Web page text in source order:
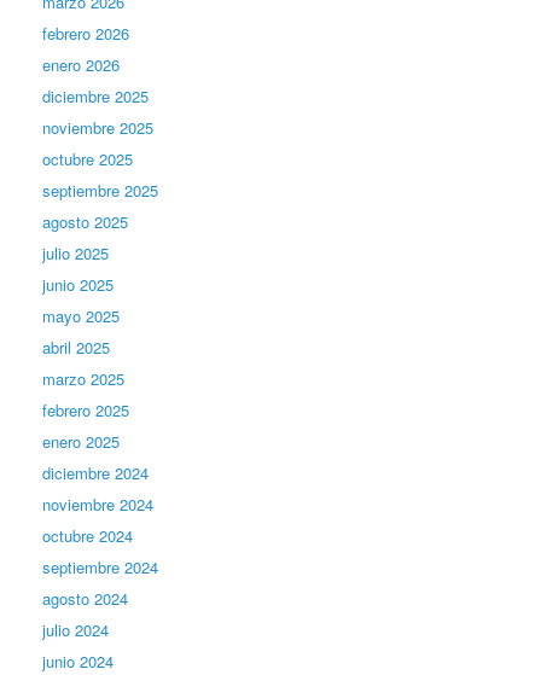
febrero 2026
enero 2026
diciembre 2025
noviembre 2025
octubre 2025
septiembre 2025
agosto 2025
julio 2025
junio 2025
mayo 2025
abril 2025
marzo 2025
febrero 2025
enero 2025
diciembre 2024
noviembre 2024
octubre 2024
septiembre 2024
agosto 2024
julio 2024
junio 2024